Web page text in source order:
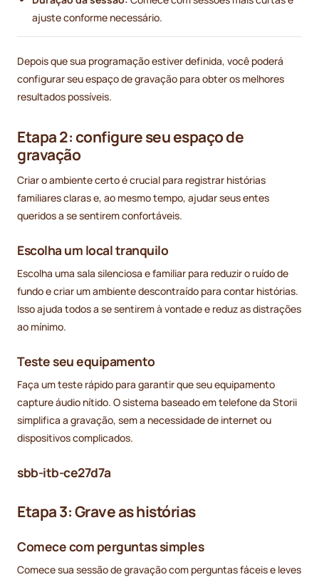
ajuste conforme necessário.
Depois que sua programação estiver definida, você poderá
configurar seu espaço de gravação para obter os melhores
resultados possíveis.
Etapa 2: configure seu espaço de
gravação
Criar o ambiente certo é crucial para registrar histórias
familiares claras e, ao mesmo tempo, ajudar seus entes
queridos a se sentirem confortáveis.
Escolha um local tranquilo
Escolha uma sala silenciosa e familiar para reduzir o ruído de
fundo e criar um ambiente descontraído para contar histórias.
Isso ajuda todos a se sentirem à vontade e reduz as distrações
ao mínimo.
Teste seu equipamento
Faça um teste rápido para garantir que seu equipamento
capture áudio nítido. O sistema baseado em telefone da Storii
simplifica a gravação, sem a necessidade de internet ou
dispositivos complicados.
sbb-itb-ce27d7a
Etapa 3: Grave as histórias
Comece com perguntas simples
Comece sua sessão de gravação com perguntas fáceis e leves